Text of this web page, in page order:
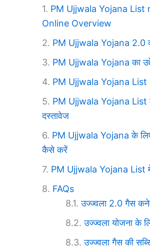
PM Ujjwala Yojana List
Online Overview
PM Ujjwala Yojana 2.0
PM Ujjwala Yojana का
PM Ujjwala Yojana List
PM Ujjwala Yojana List
दस्तावेज
PM Ujjwala Yojana के
कैसे करें
PM Ujjwala Yojana List
FAQs
उज्ज्वला 2.0 गैस
उज्ज्वला योजना के
उज्ज्वला गैस की